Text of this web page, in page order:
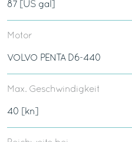
87 [US gal]
Motor
VOLVO PENTA D6-440
Max. Geschwindigkeit
40 [kn]